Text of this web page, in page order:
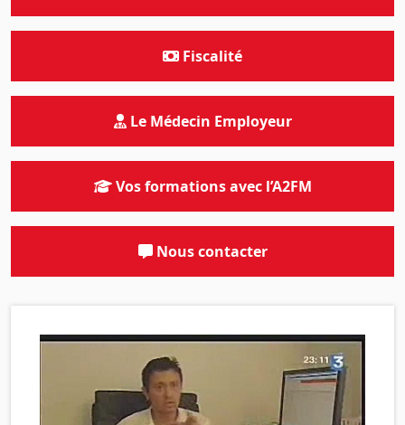
Fiscalité
Le Médecin Employeur
Vos formations avec l’A2FM
Nous contacter